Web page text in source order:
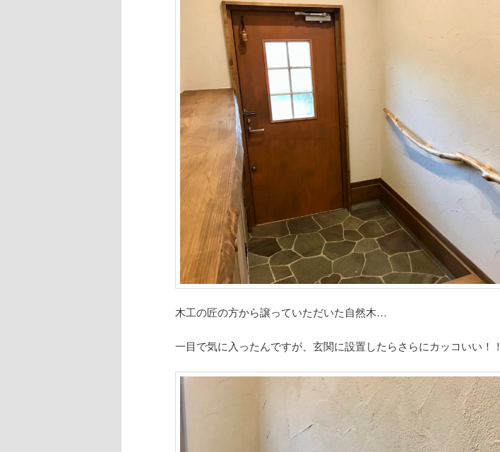
移
木工の匠の方から譲っていただいた自然木…
一目で気に入ったんですが、玄関に設置したらさらにカッコいい！！